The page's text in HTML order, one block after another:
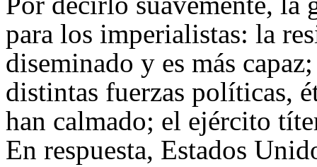
para los imperialistas: la
diseminado y es más
distintas fuerzas políticas,
han calmado; el ejército
En respuesta, Estados